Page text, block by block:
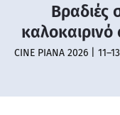
Βραδιές
CINE PIANA 2026 |